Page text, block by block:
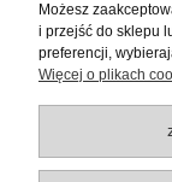
Możesz
i przejść do sklepu
preferencji,
Więcej o plikach